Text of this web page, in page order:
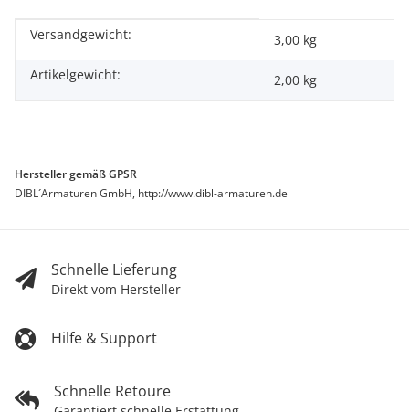
Produkteigenschaft
Wert
Versandgewicht:
3,00 kg
Artikelgewicht:
2,00 kg
Hersteller gemäß GPSR
DIBL´Armaturen GmbH, http://www.dibl-armaturen.de
Schnelle Lieferung
Direkt vom Hersteller
Hilfe & Support
Schnelle Retoure